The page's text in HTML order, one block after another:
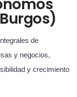
de
y negocios,
y crecimiento